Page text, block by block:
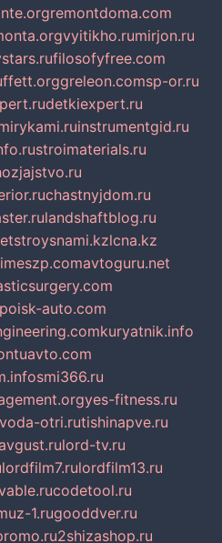
remontdoma.com
vyitikho.rumirjon.ru
filosofyfree.com
greleon.comsp-or.ru
detkiexpert.ru
instrumentgid.ru
stroimaterials.ru
chastnyjdom.ru
landshaftblog.ru
stroysnami.kzlcna.kz
avtoguru.net
poisk-auto.com
kuryatnik.info
smi366.ru
yes-fitness.ru
voda-otri.rutishinapve.ru
lord-tv.ru
lordfilm7.rulordfilm13.ru
codetool.ru
1.rugooddver.ru
2shizashop.ru